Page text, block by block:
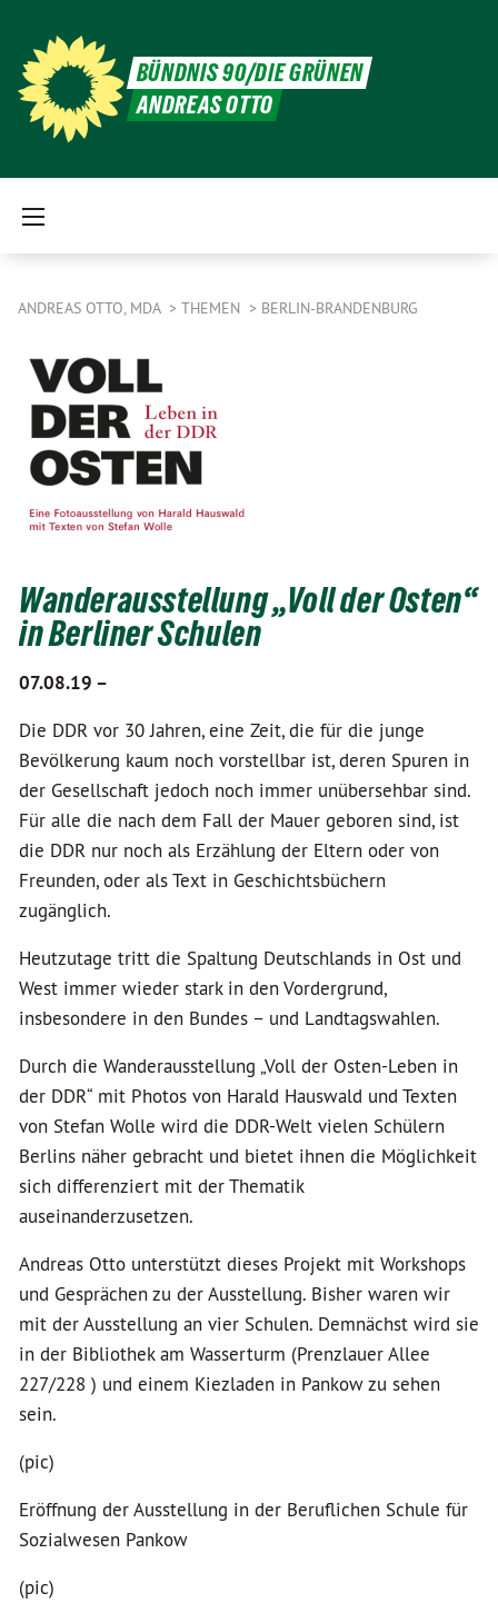
BÜNDNIS 90/DIE GRÜNEN
ANDREAS OTTO
ANDREAS OTTO, MDA THEMEN BERLIN-BRANDENBURG
Wanderausstellung „Voll der Osten“
in Berliner Schulen
07.08.19 –
Die DDR vor 30 Jahren, eine Zeit, die für die junge
Bevölkerung kaum noch vorstellbar ist, deren Spuren in
der Gesellschaft jedoch noch immer unübersehbar sind.
Für alle die nach dem Fall der Mauer geboren sind, ist
die DDR nur noch als Erzählung der Eltern oder von
Freunden, oder als Text in Geschichtsbüchern
zugänglich.
Heutzutage tritt die Spaltung Deutschlands in Ost und
West immer wieder stark in den Vordergrund,
insbesondere in den Bundes – und Landtagswahlen.
Durch die Wanderausstellung „Voll der Osten-Leben in
der DDR“ mit Photos von Harald Hauswald und Texten
von Stefan Wolle wird die DDR-Welt vielen Schülern
Berlins näher gebracht und bietet ihnen die Möglichkeit
sich differenziert mit der Thematik
auseinanderzusetzen.
Andreas Otto unterstützt dieses Projekt mit Workshops
und Gesprächen zu der Ausstellung. Bisher waren wir
mit der Ausstellung an vier Schulen. Demnächst wird sie
in der Bibliothek am Wasserturm (Prenzlauer Allee
227/228 ) und einem Kiezladen in Pankow zu sehen
sein.
(pic)
Eröffnung der Ausstellung in der Beruflichen Schule für
Sozialwesen Pankow
(pic)